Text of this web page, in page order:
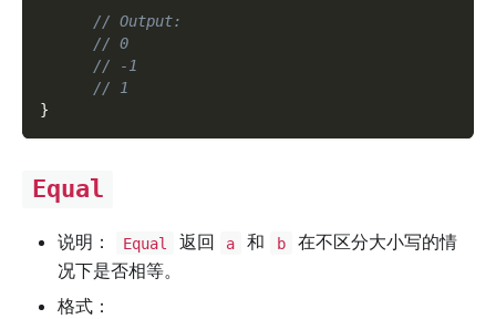
// Output:
// 0
// -1
// 1
}
Equal
说明： Equal 返回 a 和 b
在不区分大小写的情
况下是否相等。
格式：